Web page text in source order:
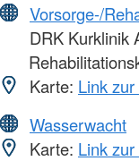
Vorsorge-/
DRK Kurklinik
Karte: Link
Wasserwacht
Karte: Link